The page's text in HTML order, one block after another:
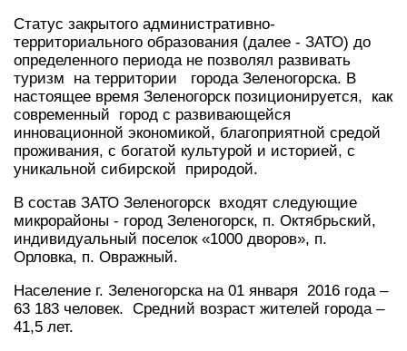
Статус закрытого административно-
территориального образования (далее - ЗАТО) до
определенного периода не позволял развивать
туризм на территории города Зеленогорска. В
настоящее время Зеленогорск позиционируется, как
современный город с развивающейся
инновационной экономикой, благоприятной средой
проживания, с богатой культурой и историей, с
уникальной сибирской природой.
В состав ЗАТО Зеленогорск входят следующие
микрорайоны - город Зеленогорск, п. Октябрьский,
индивидуальный поселок «1000 дворов», п.
Орловка, п. Овражный.
Население г. Зеленогорска на 01 января 2016 года –
63 183 человек. Средний возраст жителей города –
41,5 лет.